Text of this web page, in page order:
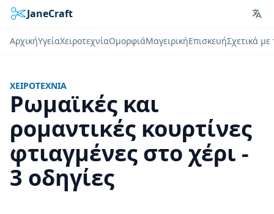
JaneCraft
ΑρχικήΥγείαΧειροτεχνίαΟμορφιάΜαγειρικήΕπισκευήΣχετικά
ΧΕΙΡΟΤΕΧΝΊΑ
Ρωμαϊκές και
ρομαντικές κουρτίνες
φτιαγμένες στο χέρι -
3 οδηγίες